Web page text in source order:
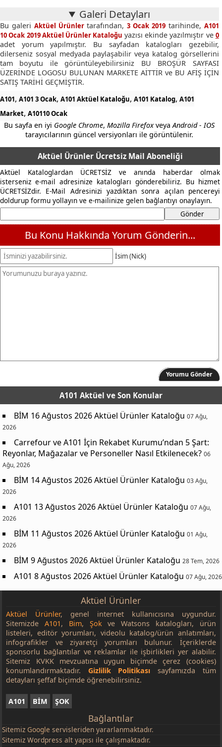
Galeri Detayları
Bu galeri Aktüel Ürünlertarafından,3 Ocak 2019 tarihinde, A101
10 Ocak 2019 Aktüel Ürünler Kataloğu yazısı ekinde yazılmıştır ve 0
adet yorum yapılmıştır. Bu sayfadan katalogları gezebilir,
dilerseniz sosyal medyada paylaşabilir veya katalog görsellerini
tam boyutu ile görüntüleyebilirsiniz BU BROŞÜR SAYFASI
ÜZERİNDE LOGOSU BULUNAN MARKETE AİTTİR ve BU AFİŞ İÇİN
SATIŞ TARİHİ GEÇMİŞTİR.
A101, A101 3 Ocak, A101 Aktüel Kataloğu, A101 Katalog, A101
Market, A10110 Ocak
Bu sayfa en iyi Google Chrome,Mozilla Firefox veyaAndroid - IOS
tarayıcılarının güncel versiyonları ile görüntülenir.
Aktüel Ürünler Ücretsiz Mail Aboneliği
Aktüel Kataloglardan ÜCRETSİZ ve anında haberdar olmak
isterseniz e-mail adresinize katalogları gönderebiliriz. Bu hizmet
ÜCRETSİZdir. E-Mail Adresinizi yazdıktan sonra açılan pencereyi
doldurup formu yollayın ve e-mailinize gelen bağlantıyı onaylayın.
Bu Konu Hakkında Yorum Gönderin...
İsim (Nick)
Yorumu Gönder
A101 Aktüel ve Son Konular
BİM 16 Ağustos 2026 Aktüel Ürünler Kataloğu 07 Ağu,
2026
Carrefour ve A101 İçin Rekabet Kurumu’ndan 5 Şart:
Reyonlar, Mağazalar ve Personeller Nasıl Etkilenecek? 06
Ağu, 2026
BİM 14 Ağustos 2026 Aktüel Ürünler Kataloğu 03 Ağu,
2026
A101 13 Ağustos 2026 Aktüel Ürünler Kataloğu 07 Ağu,
2026
BİM 11 Ağustos 2026 Aktüel Ürünler Kataloğu 01 Ağu,
2026
BİM 9 Ağustos 2026 Aktüel Ürünler Kataloğu 28 Tem, 2026
A101 8 Ağustos 2026 Aktüel Ürünler Kataloğu 07 Ağu, 2026
Aktüel Ürünler
Aktüel Ürünler, genel internet kullanıcısına uygundur.
SitemizdeA101, Bim, Şokve Watsons katalogları, ürün
listeleri, editör yorumları, videolu katalog/ürün anlatımları,
infografikler ve ziyaretçi yorumları bulunur. İçeriklerde
sponsorlu bağlantılar ve reklamlar ile işbirlikleri yer alabilir.
Sitemiz KVKK mevzuatına uygun biçimde çerez (cookies)
konumlandırmaktadır. Gizlilik Politikası sayfamızda tüm
detayları şeffaf biçimde öğrenebilirsiniz.
A101 BİM ŞOK
Bağlantılar
Sitemiz Google servisleriden yararlanmaktadır.
Sitemiz Wordpress alt yapısı ile çalışmaktadır.